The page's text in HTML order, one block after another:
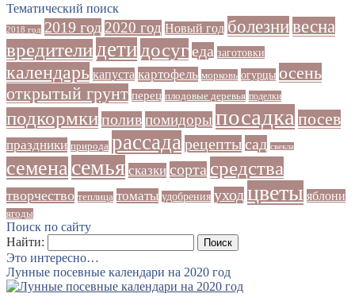
Тематический поиск
2018 год 2019 год 2020 год Новый год болезнивесна
вредители дети досугеда заготовки
календарь капуста картофель морковь огурцы осень
открытый грунт перец плодовые деревья поделки
подкормкиполивпомидоры посадка посев
праздники природа рассада рецептысад свекла
семена семья сказки сорта средства
творчество теплица томаты удобрения уходцветы яблони
ягоды
Поиск по сайту
Найти:
Это интересно…
Лунные посевные календари на 2020 год